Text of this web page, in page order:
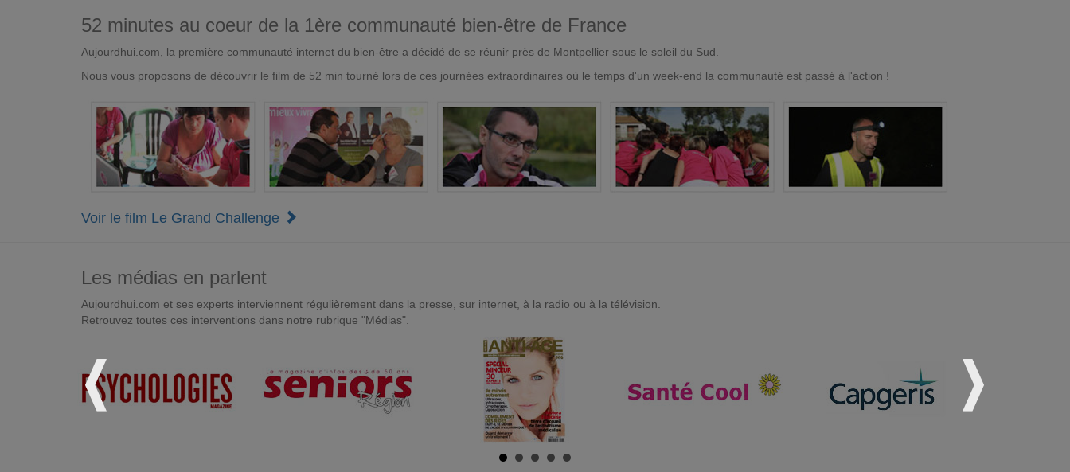
52 minutes au coeur de la 1ère communauté bien-être de France
Aujourdhui.com, la première communauté internet du bien-être a décidé de se réunir près de Montpellier sous le soleil du Sud.
Nous vous proposons de découvrir le film de 52 min tourné lors de ces journées extraordinaires où le temps d'un week-end la communauté est passé à l'action !
Voir le film Le Grand Challenge
Les médias en parlent
Aujourdhui.com et ses experts interviennent régulièrement dans la presse, sur internet, à la radio ou à la télévision.
Retrouvez toutes ces interventions dans notre rubrique "Médias".